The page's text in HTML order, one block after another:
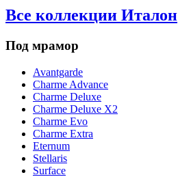
Все коллекции Италон
Под мрамор
Avantgarde
Charme Advance
Charme Deluxe
Charme Deluxe X2
Charme Evo
Charme Extra
Eternum
Stellaris
Surface